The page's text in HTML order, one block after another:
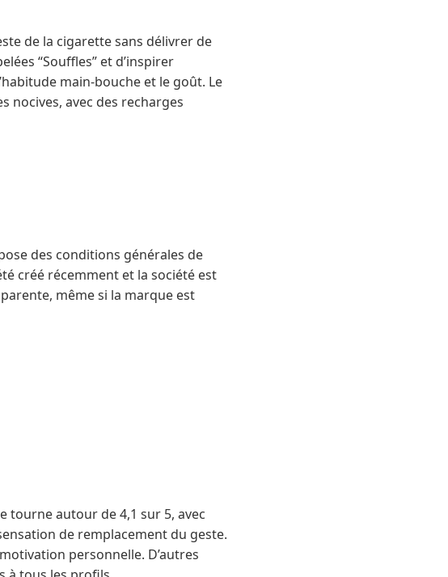
de la cigarette sans délivrer de
“Souffles” et d’inspirer
main-bouche et le goût. Le
nocives, avec des recharges
des conditions générales de
créé récemment et la société est
même si la marque est
tourne autour de 4,1 sur 5, avec
de remplacement du geste.
personnelle. D’autres